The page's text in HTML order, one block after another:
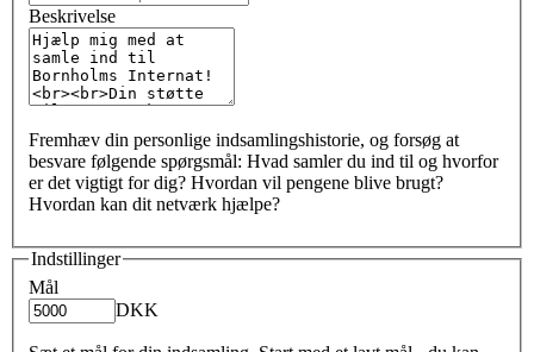
Beskrivelse
Fremhæv din personlige indsamlingshistorie, og forsøg at
besvare følgende spørgsmål: Hvad samler du ind til og hvorfor
er det vigtigt for dig? Hvordan vil pengene blive brugt?
Hvordan kan dit netværk hjælpe?
Indstillinger
Mål
DKK